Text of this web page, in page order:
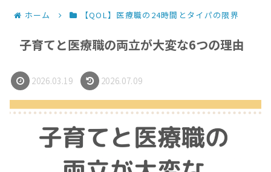
ホーム 【QOL】医療職の24時間とタイパの限界
子育てと医療職の両立が大変な6つの理由
2026.03.19 2026.07.09